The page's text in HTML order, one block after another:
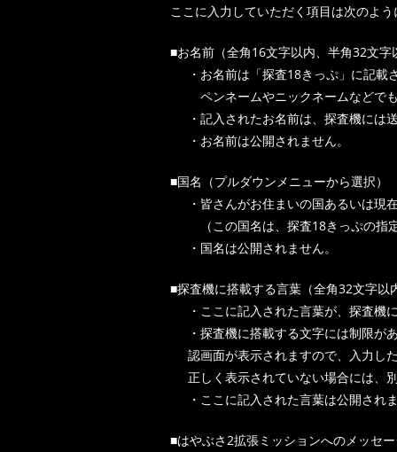
ここに入力していただく項目は次のよ
■お名前（全角16文字以内、半角32文字
・お名前は「探査18きっぷ」に記
ペンネームやニックネームなどで
・記入されたお名前は、探査機には
・お名前は公開されません。
■国名（プルダウンメニューから選択）
・皆さんがお住まいの国あるいは
（この国名は、探査18きっぷの指
・国名は公開されません。
■探査機に搭載する言葉（全角32文字以
・ここに記入された言葉が、探査機
・探査機に搭載する文字には制限
認画面が表示されますので、入力し
正しく表示されていない場合には、
・ここに記入された言葉は公開され
■はやぶさ2拡張ミッションへのメッセ